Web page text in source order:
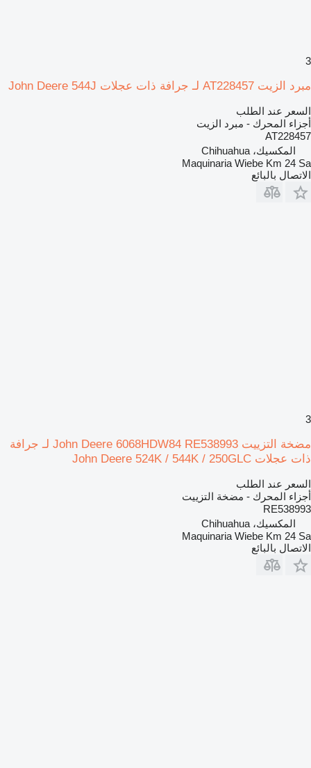
3
مبرد الزيت AT228457 لـ جرافة ذات عجلات John Deere 544J
السعر عند الطلب
أجزاء المحرك - مبرد الزيت
AT228457
المكسيك، Chihuahua
Maquinaria Wiebe Km 24 Sa
الاتصال بالبائع
3
مضخة التزييت John Deere 6068HDW84 RE538993 لـ جرافة
ذات عجلات John Deere 524K / 544K / 250GLC
السعر عند الطلب
أجزاء المحرك - مضخة التزييت
RE538993
المكسيك، Chihuahua
Maquinaria Wiebe Km 24 Sa
الاتصال بالبائع